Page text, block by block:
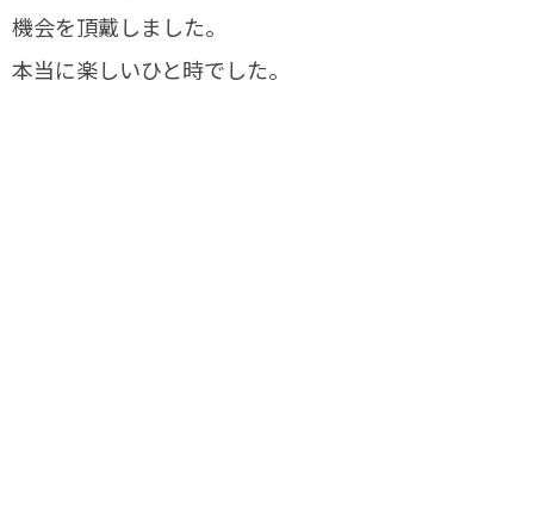
機会を頂戴しました。
本当に楽しいひと時でした。